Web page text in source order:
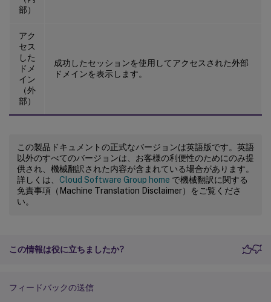
部）
アク
セス
した
ドメ
イン
（外
部）
成功したセッションを使用してアクセスされた外部
ドメインを表示します。
この製品ドキュメントの正式なバージョンは英語版です。英語
以外のすべてのバージョンは、お客様の利便性のためにのみ提
供され、機械翻訳された内容が含まれている場合があります。
詳しくは、 Cloud Software Group home で機械翻訳に関する
免責事項（Machine Translation Disclaimer）をご覧くださ
い。
この情報は役に立ちましたか?
フィードバックの送信